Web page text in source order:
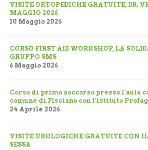
VISITE ORTOPEDICHE GRATUITE, DR.
MAGGIO 2026
10 Maggio 2026
CORSO FIRST AID WORKSHOP, LA
GRUPPO SMS
6 Maggio 2026
Corso di primo soccorso presso l’aula
comune di Fisciano con l’istituto
24 Aprile 2026
VISITE UROLOGICHE GRATUITE CON
SESSA